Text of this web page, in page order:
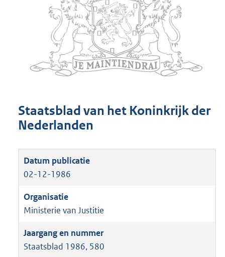
Staatsblad van het Koninkrijk der
Nederlanden
02-12-1986
Ministerie van Justitie
Staatsblad 1986, 580